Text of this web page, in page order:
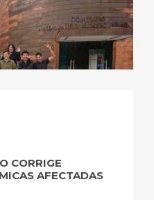
CORRIGE
AFECTADAS